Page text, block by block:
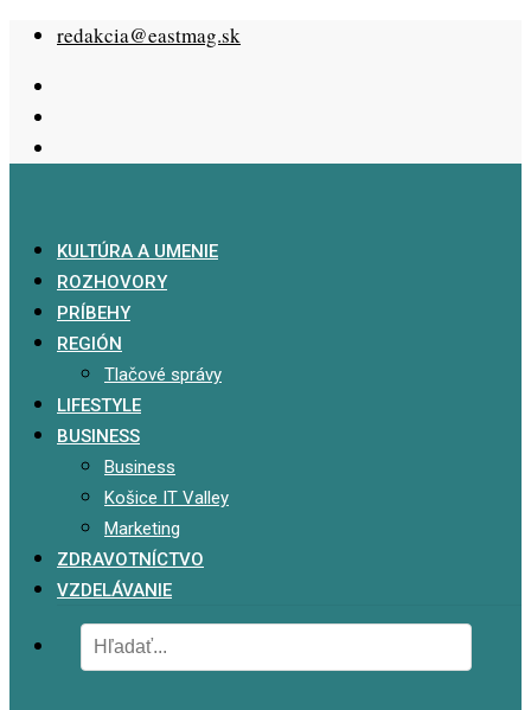
Skip
content
redakcia@eastmag.sk
KULTÚRA A UMENIE
ROZHOVORY
PRÍBEHY
REGIÓN
Tlačové správy
LIFESTYLE
BUSINESS
Business
Košice IT Valley
Marketing
ZDRAVOTNÍCTVO
VZDELÁVANIE